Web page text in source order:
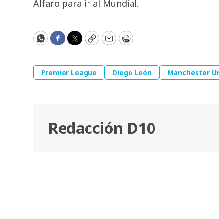
Alfaro para ir al Mundial.
WhatsApp
Facebook
Twitter
CopyEmailPrint
Premier League Diego León Manchester
Redacción D10